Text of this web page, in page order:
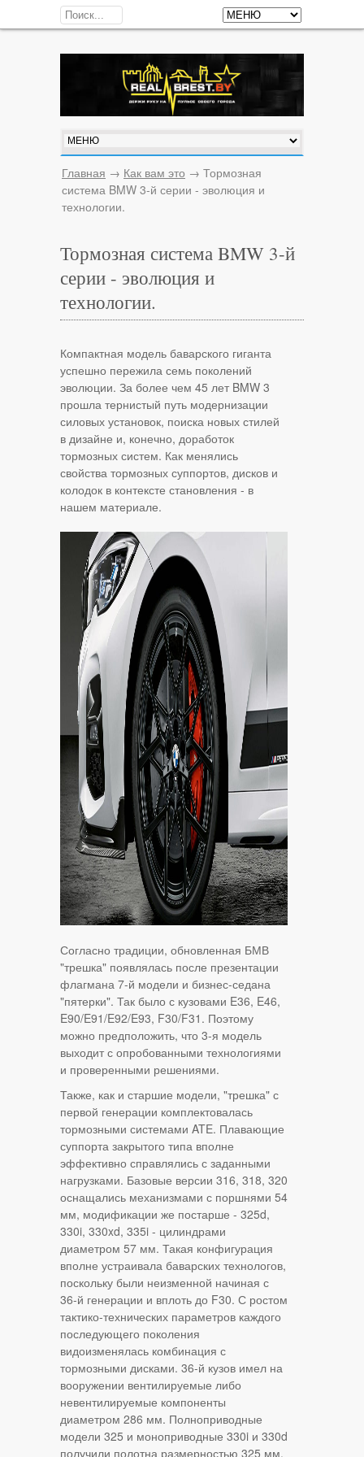
Главная → Как вам это → Тормозная
система BMW 3-й серии - эволюция и
технологии.
Тормозная система BMW 3-й
серии - эволюция и
технологии.
Компактная модель баварского гиганта
успешно пережила семь поколений
эволюции. За более чем 45 лет BMW 3
прошла тернистый путь модернизации
силовых установок, поиска новых стилей
в дизайне и, конечно, доработок
тормозных систем. Как менялись
свойства тормозных суппортов, дисков и
колодок в контексте становления - в
нашем материале.
Согласно традиции, обновленная БМВ
"трешка" появлялась после презентации
флагмана 7-й модели и бизнес-седана
"пятерки". Так было с кузовами E36, E46,
E90/E91/E92/E93, F30/F31. Поэтому
можно предположить, что 3-я модель
выходит с опробованными технологиями
и проверенными решениями.
Также, как и старшие модели, "трешка" с
первой генерации комплектовалась
тормозными системами ATE. Плавающие
суппорта закрытого типа вполне
эффективно справлялись с заданными
нагрузками. Базовые версии 316, 318, 320
оснащались механизмами с поршнями 54
мм, модификации же постарше - 325d,
330i, 330xd, 335i - цилиндрами
диаметром 57 мм. Такая конфигурация
вполне устраивала баварских технологов,
поскольку были неизменной начиная с
36-й генерации и вплоть до F30. С ростом
тактико-технических параметров каждого
последующего поколения
видоизменялась комбинация с
тормозными дисками. 36-й кузов имел на
вооружении вентилируемые либо
невентилируемые компоненты
диаметром 286 мм. Полноприводные
модели 325 и моноприводные 330i и 330d
получили полотна размерностью 325 мм.